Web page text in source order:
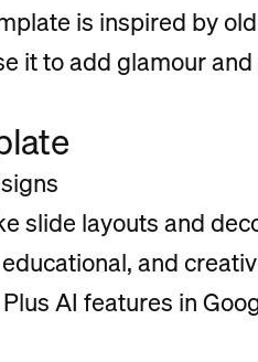
is inspired by
it to add glamour
slide layouts and
and
AI features in